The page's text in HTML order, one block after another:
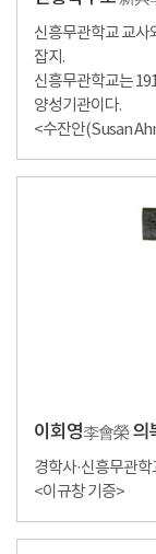
신흥무관학교 교사
잡지.
신흥무관학교는
양성기관이다.
<수잔안(Susan
이회영李會榮의
경학사·신흥무관
<이규창 기증>